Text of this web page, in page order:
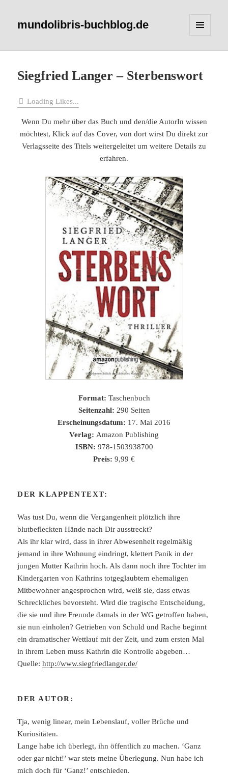
mundolibris-buchblog.de
WIDGETS
Siegfried Langer – Sterbenswort
Loading Likes...
Wenn Du mehr über das Buch und den/die AutorIn wissen
möchtest, Klick auf das Cover, von dort wirst Du direkt zur
Verlagsseite des Titels weitergeleitet um weitere Details zu
erfahren.
Format: Taschenbuch
Seitenzahl: 290 Seiten
Erscheinungsdatum: 17. Mai 2016
Verlag: Amazon Publishing
ISBN: 978-1503938700
Preis: 9,99 €
DER KLAPPENTEXT:
Was tust Du, wenn die Vergangenheit plötzlich ihre
blutbefleckten Hände nach Dir ausstreckt?
Als ihr klar wird, dass in ihrer Abwesenheit regelmäßig
jemand in ihre Wohnung eindringt, klettert Panik in der
jungen Mutter Kathrin hoch. Als dann noch ihre Tochter im
Kindergarten von Kathrins totgeglaubtem ehemaligen
Mitbewohner angesprochen wird, weiß sie, dass etwas
Schreckliches bevorsteht. Wird die tragische Entscheidung,
die sie und ihre Freunde damals in der WG getroffen haben,
sie nun einholen? Getrieben von Schuld und Rache beginnt
ein dramatischer Wettlauf mit der Zeit, und zum ersten Mal
in ihrem Leben muss Kathrin die Kontrolle abgeben…
Quelle:http://www.siegfriedlanger.de/
DER AUTOR:
Tja, wenig linear, mein Lebenslauf, voller Brüche und
Kuriositäten.
Lange habe ich überlegt, ihn öffentlich zu machen. ‘Ganz
oder gar nicht!’ war stets meine Überlegung. Nun habe ich
mich doch für ‘Ganz!’ entschieden.